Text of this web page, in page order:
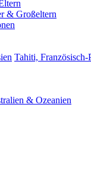
& Großeltern
Tahiti, Französisch-
& Ozeanien